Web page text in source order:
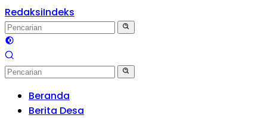
RedaksiIndeks
Beranda
Berita Desa